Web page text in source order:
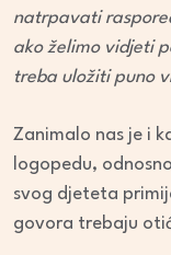
natrpavati
ako želimo vidjeti
treba uložiti puno
Zanimalo nas je i
logopedu,
svog djeteta
govora trebaju